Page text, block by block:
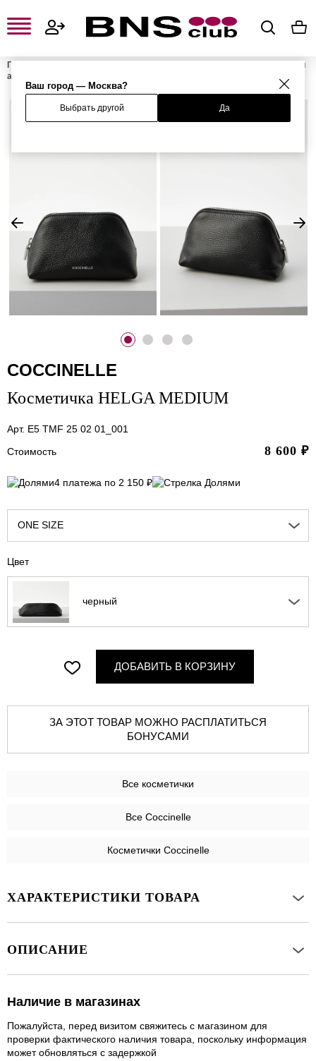
Ваш город — Москва?
Выбрать другой Да
Главная
Женские сумки и
аксессуары
COCCINELLE
Косметичка HELGA MEDIUM
Арт. E5 TMF 25 02 01_001
Стоимость
8 600 ₽
4 платежа по 2 150 ₽
ONE SIZE
Цвет
черный
ДОБАВИТЬ В КОРЗИНУ
ЗА ЭТОТ ТОВАР МОЖНО РАСПЛАТИТЬСЯ
БОНУСАМИ
Все косметички
Все Coccinelle
Косметички Coccinelle
ХАРАКТЕРИСТИКИ ТОВАРА
ОПИСАНИЕ
Наличие в магазинах
Пожалуйста, перед визитом свяжитесь с магазином для
проверки фактического наличия товара, поскольку информация
может обновляться с задержкой